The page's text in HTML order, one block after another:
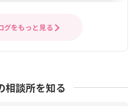
グをもっと見る
相談所を知る